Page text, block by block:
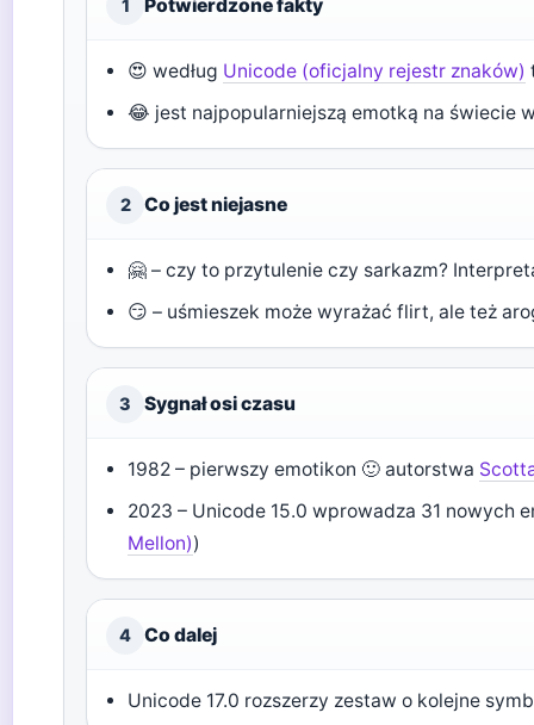
1 Potwierdzone fakty
😍 według Unicode (oficjalny rejestr znaków)
😂 jest najpopularniejszą emotką na świecie
2 Co jest niejasne
🤗 – czy to przytulenie czy sarkazm?
😏 – uśmieszek może wyrażać flirt, ale też
3 Sygnał osi czasu
1982 – pierwszy emotikon 🙂 autorstwa
2023 – Unicode 15.0 wprowadza 31 nowych
Mellon))
4 Co dalej
Unicode 17.0 rozszerzy zestaw o kolejne